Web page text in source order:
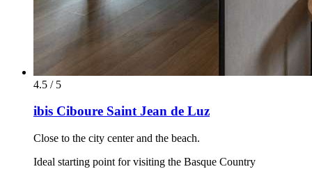
4.5 / 5
ibis Ciboure Saint Jean de Luz
Close to the city center and the beach.
Ideal starting point for visiting the Basque Country